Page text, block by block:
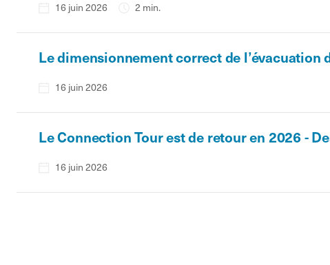
16 juin 2026 2 min.
Le dimensionnement correct de l’évacuation
16 juin 2026
Le Connection Tour est de retour en 2026 -
16 juin 2026